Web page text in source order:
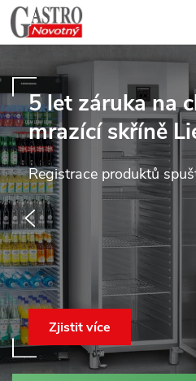
Přejít
na
obsah
e
l
k
o
o
b
c
h
5 let záruka na
mrazící skříně
Registrace produktů
Zjistit více
Předchozí